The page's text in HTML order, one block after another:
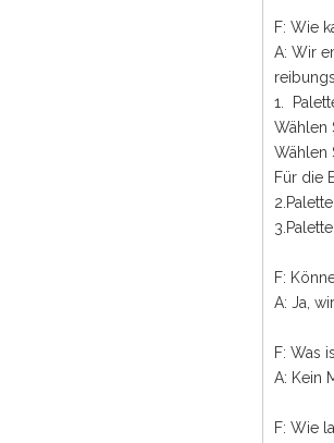
F: Wie
A: Wir
1.
Wählen
Wählen
Für die
F:
A: Ja,
F: Was
A: Kein
F: Wie